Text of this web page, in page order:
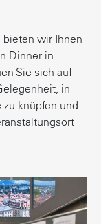
bieten wir Ihnen
Dinner in
Sie sich auf
in
knüpfen und